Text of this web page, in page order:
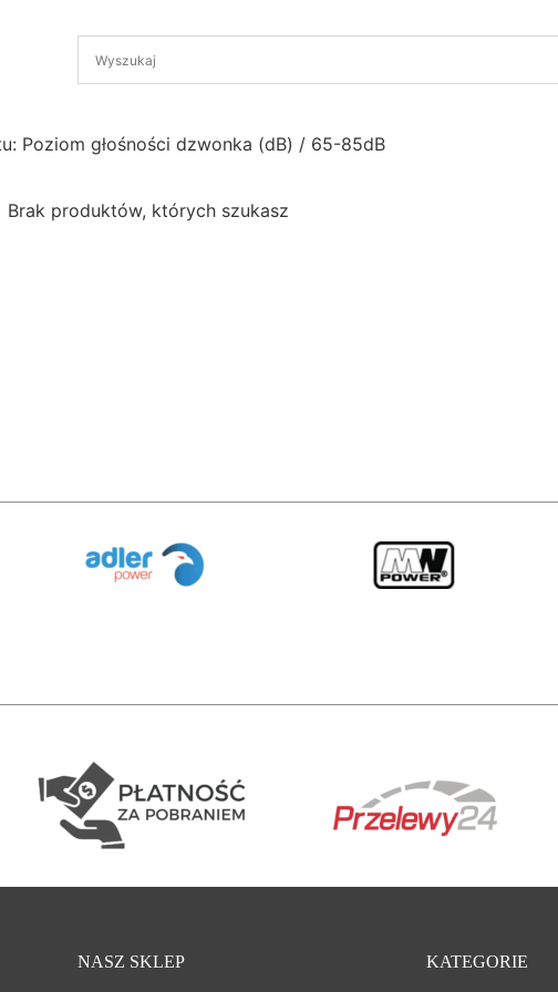
Poziom głośności dzwonka (dB) / 65-85dB
Brak produktów, których szukasz
NASZ SKLEP KATEGORIE